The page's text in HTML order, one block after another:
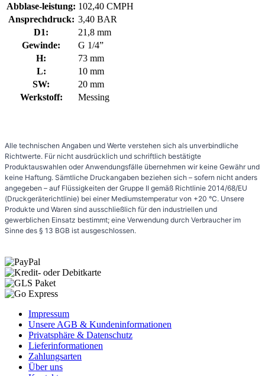
Abblase-leistung: 102,40 CMPH
Ansprechdruck: 3,40 BAR
D1:
21,8 mm
Gewinde:
G 1/4”
H:
73 mm
L:
10 mm
SW:
20 mm
Werkstoff:
Messing
Alle technischen Angaben und Werte verstehen sich als unverbindliche
Richtwerte. Für nicht ausdrücklich und schriftlich bestätigte
Produktauswahlen oder Anwendungsfälle übernehmen wir keine Gewähr und
keine Haftung. Sämtliche Druckangaben beziehen sich – sofern nicht anders
angegeben – auf Flüssigkeiten der Gruppe II gemäß Richtlinie 2014/68/EU
(Druckgeräterichtlinie) bei einer Mediumstemperatur von +20 °C. Unsere
Produkte und Waren sind ausschließlich für den industriellen und
gewerblichen Einsatz bestimmt; eine Verwendung durch Verbraucher im
Sinne des § 13 BGB ist ausgeschlossen.
Impressum
Unsere AGB & Kundeninformationen
Privatsphäre & Datenschutz
Lieferinformationen
Zahlungsarten
Über uns